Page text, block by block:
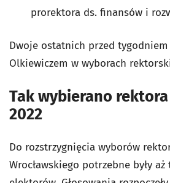
prorektora ds. finansów i
Dwoje ostatnich przed
Olkiewiczem w wyborach
Tak wybierano
2022
Do rozstrzygnięcia wyborów
Wrocławskiego potrzebne były aż